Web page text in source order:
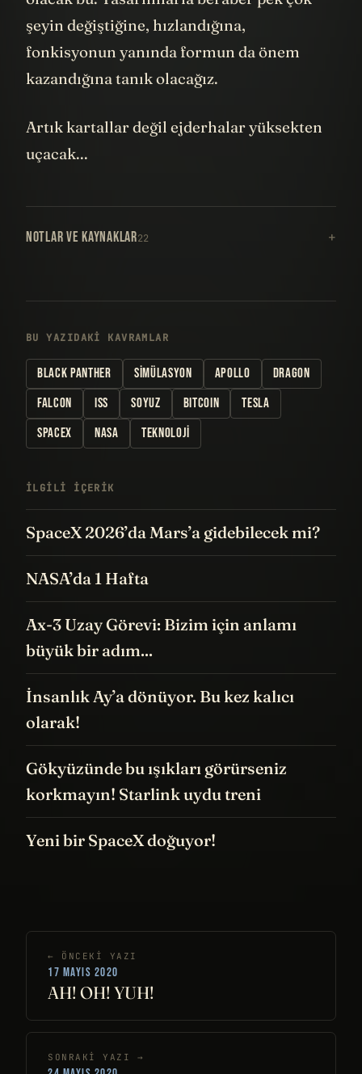
şeyin değiştiğine, hızlandığına,
fonkisyonun yanında formun da önem
kazandığına tanık olacağız.
Artık kartallar değil ejderhalar yüksekten
uçacak...
NOTLAR VE KAYNAKLAR22
BU YAZIDAKI KAVRAMLAR
BLACK PANTHER SIMÜLASYON APOLLO
DRAGON
FALCON
ISS SOYUZ BITCOIN
TESLA
SPACEX
NASA TEKNOLOJI
İLGILI IÇERIK
SpaceX 2026’da Mars’a gidebilecek mi?
NASA’da 1 Hafta
Ax-3 Uzay Görevi: Bizim için anlamı
büyük bir adım...
İnsanlık Ay’a dönüyor. Bu kez kalıcı
olarak!
Gökyüzünde bu ışıkları görürseniz
korkmayın! Starlink uydu treni
Yeni bir SpaceX doğuyor!
← ÖNCEKI YAZI
17 MAYIS 2020
AH! OH! YUH!
SONRAKI YAZI →